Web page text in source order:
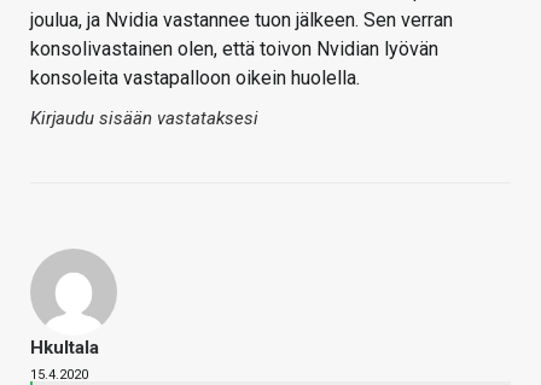
joulua, ja Nvidia vastannee tuon jälkeen. Sen verran
konsolivastainen olen, että toivon Nvidian lyövän
konsoleita vastapalloon oikein huolella.
Kirjaudu sisään vastataksesi
Hkultala
15.4.2020